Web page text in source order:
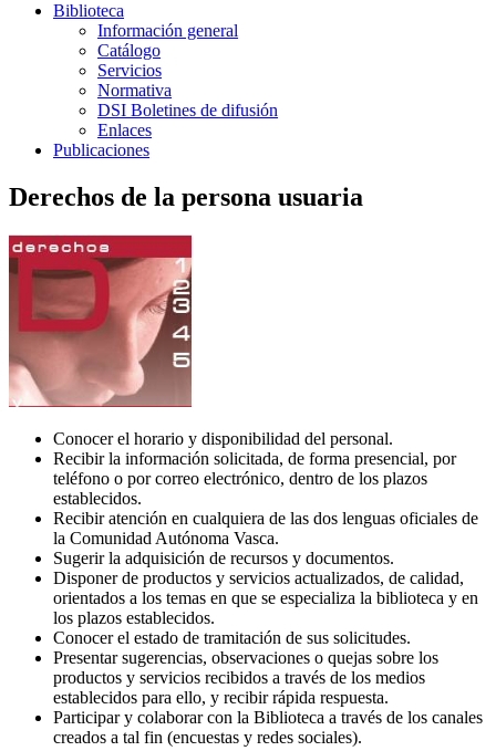
Biblioteca
Información general
Catálogo
Servicios
Normativa
DSI Boletines de difusión
Enlaces
Publicaciones
Derechos de la persona usuaria
Conocer el horario y disponibilidad del personal.
Recibir la información solicitada, de forma presencial, por
teléfono o por correo electrónico, dentro de los plazos
establecidos.
Recibir atención en cualquiera de las dos lenguas oficiales de
la Comunidad Autónoma Vasca.
Sugerir la adquisición de recursos y documentos.
Disponer de productos y servicios actualizados, de calidad,
orientados a los temas en que se especializa la biblioteca y en
los plazos establecidos.
Conocer el estado de tramitación de sus solicitudes.
Presentar sugerencias, observaciones o quejas sobre los
productos y servicios recibidos a través de los medios
establecidos para ello, y recibir rápida respuesta.
Participar y colaborar con la Biblioteca a través de los canales
creados a tal fin (encuestas y redes sociales).